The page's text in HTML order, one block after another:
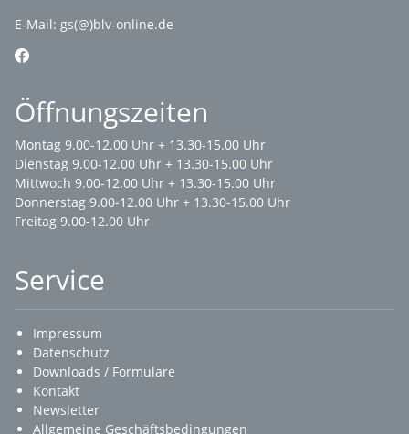
E-Mail: gs(@)blv-online.de
Öffnungszeiten
Montag 9.00-12.00 Uhr + 13.30-15.00 Uhr
Dienstag 9.00-12.00 Uhr + 13.30-15.00 Uhr
Mittwoch 9.00-12.00 Uhr + 13.30-15.00 Uhr
Donnerstag 9.00-12.00 Uhr + 13.30-15.00 Uhr
Freitag 9.00-12.00 Uhr
Service
Impressum
Datenschutz
Downloads / Formulare
Kontakt
Newsletter
Allgemeine Geschäftsbedingungen